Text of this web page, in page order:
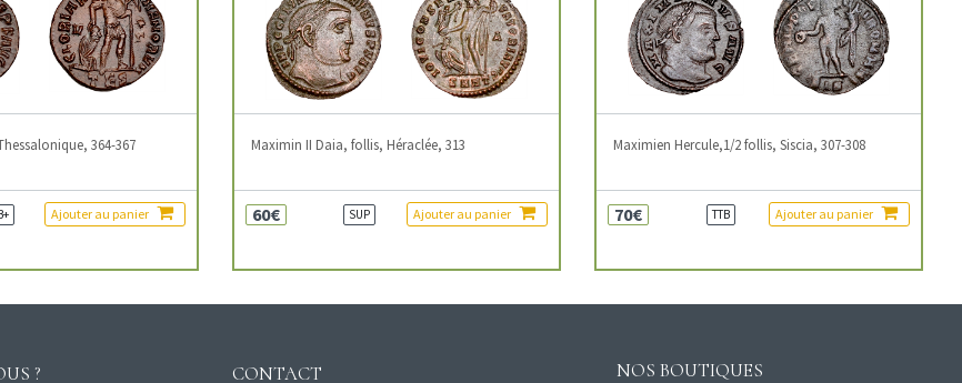
364-367
Ajouter au panier
Maximin II Daia, follis, Héraclée, 313
60€ SUP Ajouter au panier
Maximien Hercule,1/2 follis, Siscia, 307-308
70€ TTB Ajouter au panier
? CONTACT NOS BOUTIQUES